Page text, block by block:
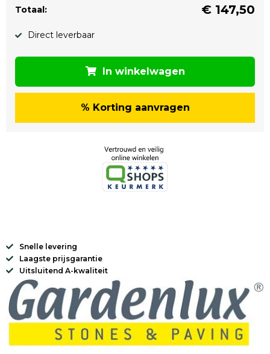
Totaal: € 147,50
Direct leverbaar
In winkelwagen
% Korting aanvragen
Snelle levering
Laagste prijsgarantie
Uitsluitend A-kwaliteit